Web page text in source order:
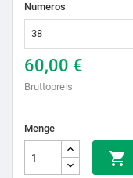
Numeros
60,00 €
Bruttopreis
Menge
